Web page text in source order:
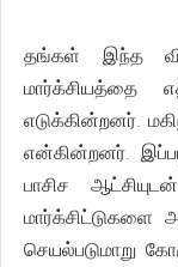
தங்கள் இந்த
மார்க்சியத்தை
எடுக்கின்றனர்.
என்கின்றனர்.
பாசிச
செயல்படுமாறு